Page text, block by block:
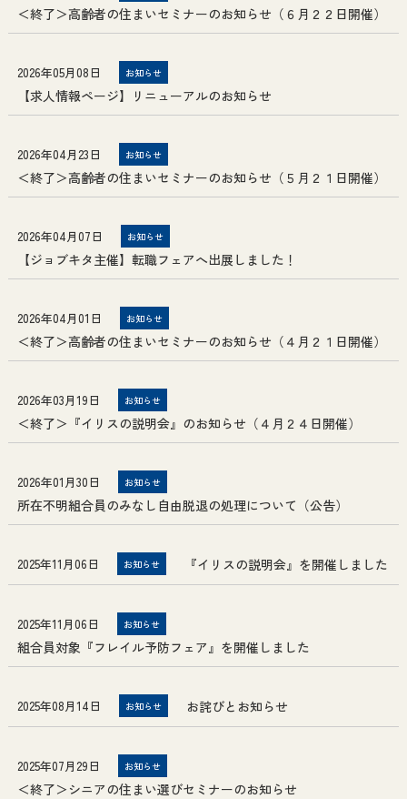
＜終了＞高齢者の住まいセミナーのお知らせ（６月２２日開催）
2026年05月08日 お知らせ
【求人情報ページ】リニューアルのお知らせ
2026年04月23日 お知らせ
＜終了＞高齢者の住まいセミナーのお知らせ（５月２１日開催）
2026年04月07日 お知らせ
【ジョブキタ主催】転職フェアへ出展しました！
2026年04月01日 お知らせ
＜終了＞高齢者の住まいセミナーのお知らせ（４月２１日開催）
2026年03月19日 お知らせ
＜終了＞『イリスの説明会』のお知らせ（４月２４日開催）
2026年01月30日 お知らせ
所在不明組合員のみなし自由脱退の処理について（公告）
2025年11月06日 お知らせ 『イリスの説明会』を開催しました
2025年11月06日 お知らせ
組合員対象『フレイル予防フェア』を開催しました
2025年08月14日 お知らせ お詫びとお知らせ
2025年07月29日 お知らせ
＜終了＞シニアの住まい選びセミナーのお知らせ